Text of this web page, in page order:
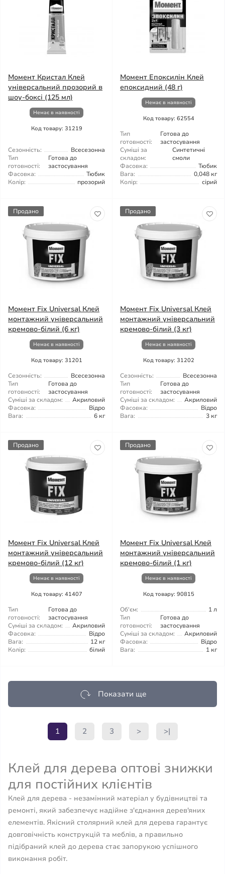
Момент Кристал Клей
універсальний прозорий в
шоу-боксі (125 мл)
Немає в наявності
Код товару: 31219
Сезонність:
Всесезонна
Тип
готовності:
Готова до
застосування
Фасовка:
Тюбик
Колір:
прозорий
Момент Епоксилін Клей
епоксидний (48 г)
Немає в наявності
Код товару: 62554
Тип
готовності:
Готова до
застосування
Суміші за
складом:
Синтетичні
смоли
Фасовка:
Тюбик
Вага:
0,048 кг
Колір:
сірий
Продано
Момент Fix Universal Клей
монтажний універсальний
кремово-білий (6 кг)
Немає в наявності
Код товару: 31201
Сезонність:
Всесезонна
Тип
готовності:
Готова до
застосування
Суміші за складом:
Акриловий
Фасовка:
Відро
Вага:
6 кг
Продано
Момент Fix Universal Клей
монтажний універсальний
кремово-білий (3 кг)
Немає в наявності
Код товару: 31202
Сезонність:
Всесезонна
Тип
готовності:
Готова до
застосування
Суміші за складом:
Акриловий
Фасовка:
Відро
Вага:
3 кг
Продано
Момент Fix Universal Клей
монтажний універсальний
кремово-білий (12 кг)
Немає в наявності
Код товару: 41407
Тип
готовності:
Готова до
застосування
Суміші за складом:
Акриловий
Фасовка:
Відро
Вага:
12 кг
Колір:
білий
Продано
Момент Fix Universal Клей
монтажний універсальний
кремово-білий (1 кг)
Немає в наявності
Код товару: 90815
Об'єм:
1 л
Тип
готовності:
Готова до
застосування
Суміші за складом:
Акриловий
Фасовка:
Відро
Вага:
1 кг
Показати ще
1 2 3 > >|
Клей для дерева оптові знижки
для постійних клієнтів
Клей для дерева - незамінний матеріал у будівництві та
ремонті, який забезпечує надійне з'єднання дерев'яних
елементів. Якісний столярний клей для дерева гарантує
довговічність конструкцій та меблів, а правильно
підібраний клей до дерева стає запорукою успішного
виконання робіт.